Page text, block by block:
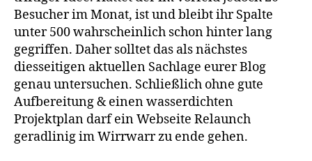
Besucher im Monat, ist und bleibt ihr Spalte
unter 500 wahrscheinlich schon hinter lang
gegriffen. Daher solltet das als nächstes
diesseitigen aktuellen Sachlage eurer Blog
genau untersuchen. Schließlich ohne gute
Aufbereitung & einen wasserdichten
Projektplan darf ein Webseite Relaunch
geradlinig im Wirrwarr zu ende gehen.